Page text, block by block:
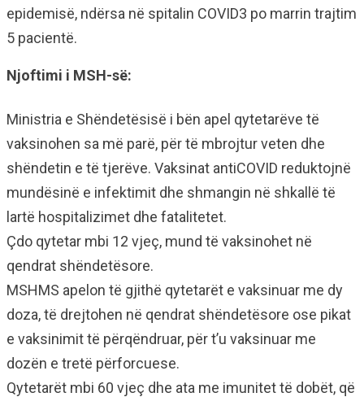
epidemisë, ndërsa në spitalin COVID3 po marrin trajtim
5 pacientë.
Njoftimi i MSH-së:
Ministria e Shëndetësisë i bën apel qytetarëve të
vaksinohen sa më parë, për të mbrojtur veten dhe
shëndetin e të tjerëve. Vaksinat antiCOVID reduktojnë
mundësinë e infektimit dhe shmangin në shkallë të
lartë hospitalizimet dhe fatalitetet.
Çdo qytetar mbi 12 vjeç, mund të vaksinohet në
qendrat shëndetësore.
MSHMS apelon të gjithë qytetarët e vaksinuar me dy
doza, të drejtohen në qendrat shëndetësore ose pikat
e vaksinimit të përqëndruar, për t’u vaksinuar me
dozën e tretë përforcuese.
Qytetarët mbi 60 vjeç dhe ata me imunitet të dobët, që